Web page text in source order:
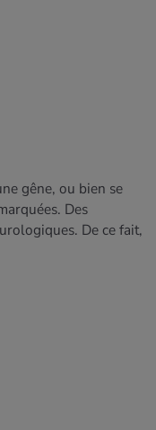
gêne, ou bien se
Des
De ce fait,